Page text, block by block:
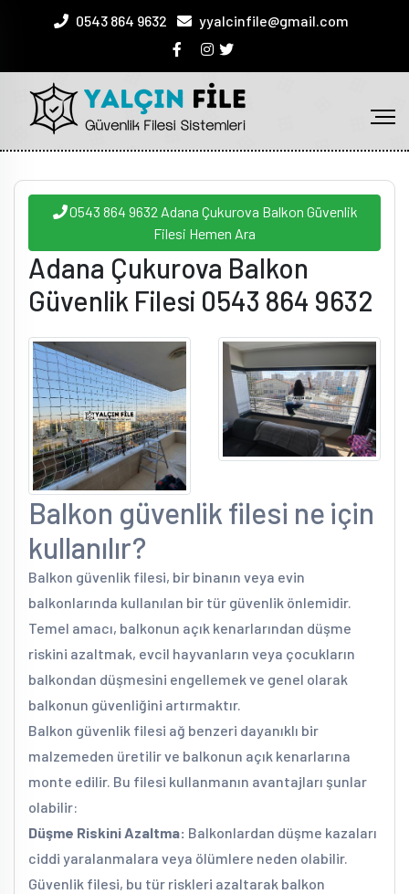
0543 864 9632 yyalcinfile@gmail.com
0543 864 9632 Adana Çukurova Balkon Güvenlik
Filesi Hemen Ara
Adana Çukurova Balkon
Güvenlik Filesi 0543 864 9632
Balkon güvenlik filesi ne için
kullanılır?
Balkon güvenlik filesi, bir binanın veya evin
balkonlarında kullanılan bir tür güvenlik önlemidir.
Temel amacı, balkonun açık kenarlarından düşme
riskini azaltmak, evcil hayvanların veya çocukların
balkondan düşmesini engellemek ve genel olarak
balkonun güvenliğini artırmaktır.
Balkon güvenlik filesi ağ benzeri dayanıklı bir
malzemeden üretilir ve balkonun açık kenarlarına
monte edilir. Bu filesi kullanmanın avantajları şunlar
olabilir:
Düşme Riskini Azaltma: Balkonlardan düşme kazaları
ciddi yaralanmalara veya ölümlere neden olabilir.
Güvenlik filesi, bu tür riskleri azaltarak balkon